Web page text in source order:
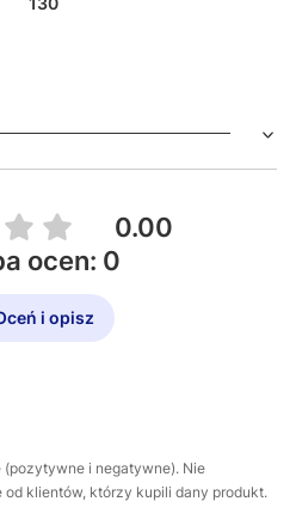
0.00
ocen: 0
i opisz
i negatywne). Nie
klientów, którzy kupili dany produkt.